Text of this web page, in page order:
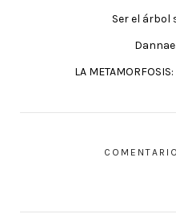
Ser el árbol
LA